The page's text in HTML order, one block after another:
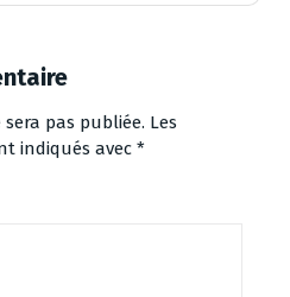
pas publiée. Les
indiqués avec *